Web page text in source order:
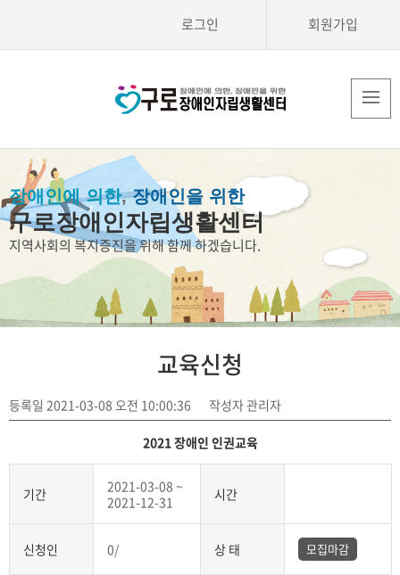
로그인 회원가입
장애인에 의한,장애인을 위한
구로장애인자립생활센터
지역사회의 복지증진을 위해 함께 하겠습니다.
교육신청
등록일 2021-03-08 오전 10:00:36 작성자 관리자
2021 장애인 인권교육
기간
2021-03-08 ~
2021-12-31
시간
신청인 0/ 상 태 모집마감